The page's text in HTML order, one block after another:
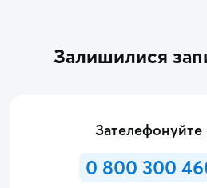
Залишилися
Зателефонуйте
0 800 300